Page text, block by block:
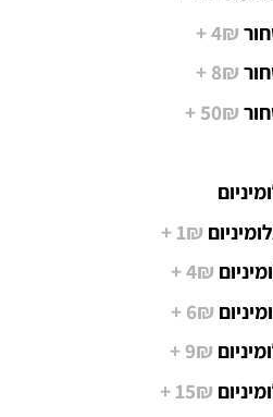
2₪ +
4₪ +
8₪ +
1₪ +
4₪ +
6₪ +
9₪ +